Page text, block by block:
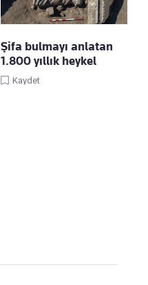
Şifa bulmayı anlatan
1.800 yıllık heykel
Kaydet